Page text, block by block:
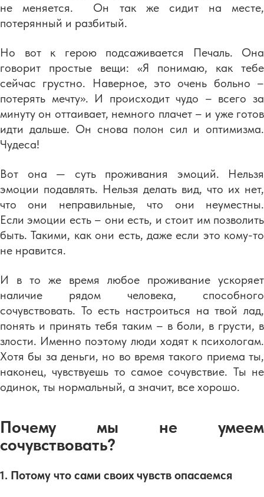
не меняется. Он так же сидит на месте,
потерянный и разбитый.
Но вот к герою подсаживается Печаль. Она
говорит простые вещи: «Я понимаю, как тебе
сейчас грустно. Наверное, это очень больно –
потерять мечту». И происходит чудо – всего за
минуту он оттаивает, немного плачет – и уже готов
идти дальше. Он снова полон сил и оптимизма.
Чудеса!
Вот она — суть проживания эмоций. Нельзя
эмоции подавлять. Нельзя делать вид, что их нет,
что они неправильные, что они неуместны.
Если эмоции есть – они есть, и стоит им позволить
быть. Такими, как они есть, даже если это кому-то
не нравится.
И в то же время любое проживание ускоряет
наличие рядом человека, способного
сочувствовать. То есть настроиться на твой лад,
понять и принять тебя таким – в боли, в грусти, в
злости. Именно поэтому люди ходят к психологам.
Хотя бы за деньги, но во время такого приема ты,
наконец, чувствуешь то самое сочувствие. Ты не
одинок, ты нормальный, а значит, все хорошо.
Почему мы не умеем
сочувствовать?
1. Потому что сами своих чувств опасаемся